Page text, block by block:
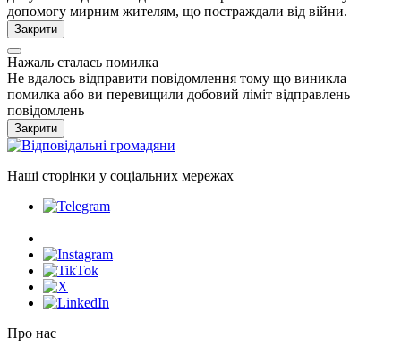
допомогу мирним жителям, що постраждали від війни.
Закрити
Нажаль сталась помилка
Не вдалось відправити повідомлення тому що виникла
помилка або ви перевищили добовий ліміт відправлень
повідомлень
Закрити
Наші сторінки у соціальних мережах
Про нас